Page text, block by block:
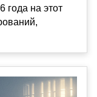
года на этот